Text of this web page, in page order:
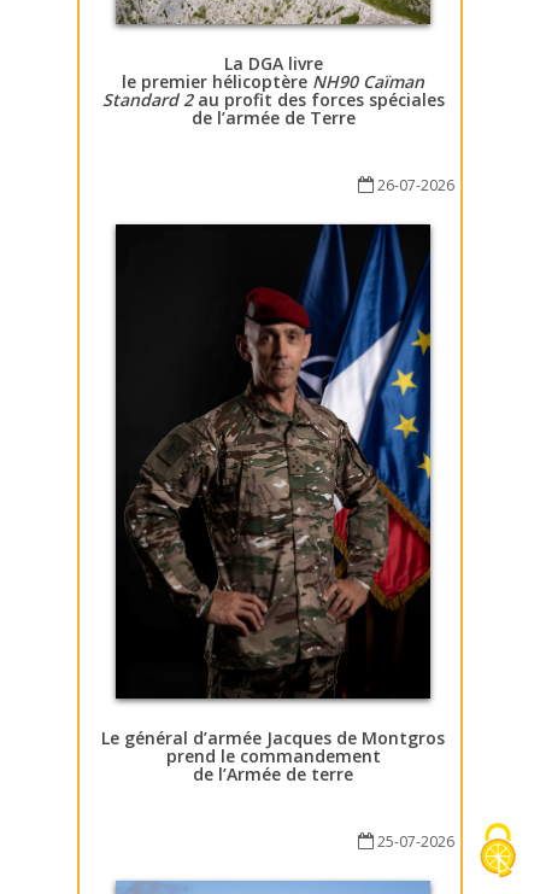
La DGA livre
le premier hélicoptère NH90 Caïman
Standard 2au profit des forces spéciales
de l’armée de Terre
26-07-2026
Le général d’armée Jacques de Montgros
prend le commandement
de l’Armée de terre
25-07-2026